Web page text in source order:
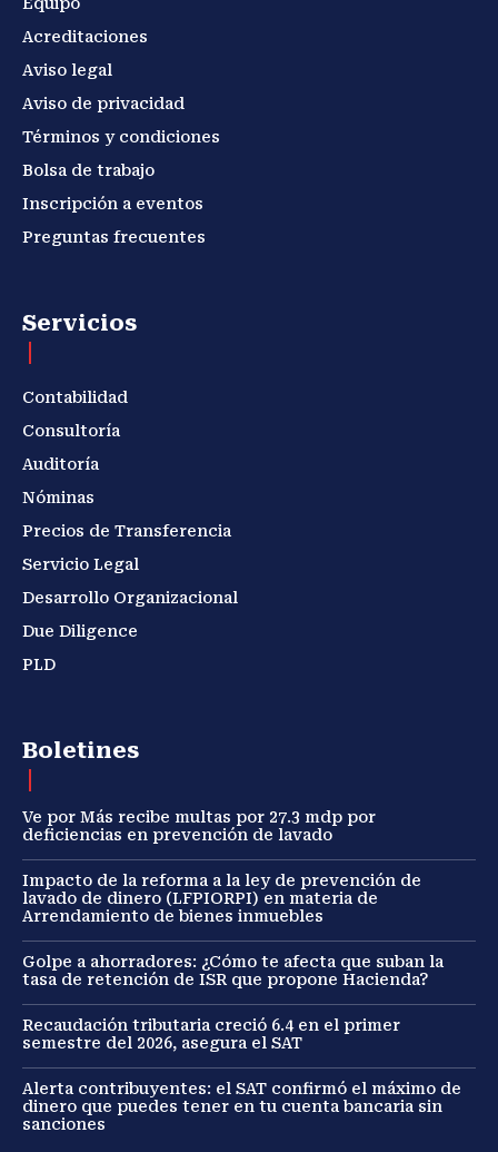
Acreditaciones
Aviso legal
Aviso de privacidad
Términos y condiciones
Bolsa de trabajo
Inscripción a eventos
Preguntas frecuentes
Servicios
Contabilidad
Consultoría
Auditoría
Nóminas
Precios de Transferencia
Servicio Legal
Desarrollo Organizacional
Due Diligence
PLD
Boletines
Ve por Más recibe multas por 27.3 mdp por
deficiencias en prevención de lavado
Impacto de la reforma a la ley de prevención de
lavado de dinero (LFPIORPI) en materia de
Arrendamiento de bienes inmuebles
Golpe a ahorradores: ¿Cómo te afecta que suban la
tasa de retención de ISR que propone Hacienda?
Recaudación tributaria creció 6.4 en el primer
semestre del 2026, asegura el SAT
Alerta contribuyentes: el SAT confirmó el máximo de
dinero que puedes tener en tu cuenta bancaria sin
sanciones